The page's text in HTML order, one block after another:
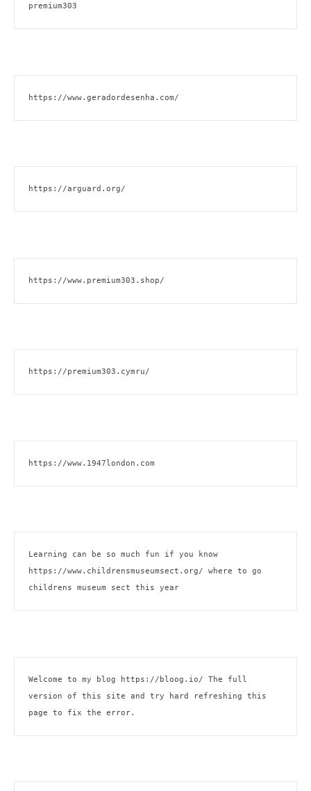
premium303
https://www.geradordesenha.com/
https://arguard.org/
https://www.premium303.shop/
https://premium303.cymru/
https://www.1947london.com
https://www.childrensmuseumsect.org/ where to go
childrens museum sect this year
Welcome to my blog https://bloog.io/ The full
version of this site and try hard refreshing this
page to fix the error.